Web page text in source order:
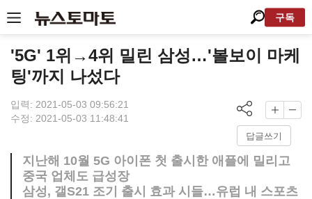
구독
'5G' 1위→4위 밀린 삼성…'볼보이 마케
팅'까지 나섰다
입력: 2021-05-03 09:56:21
수정: 2021-05-03 11:48:41
답글쓰기
지난해 10월 5G 아이폰 첫 출시한 애플에 밀리고
중국 업체도 급성장
삼성, 갤S21 조기 출시 효과 시들…유럽 내 스포츠